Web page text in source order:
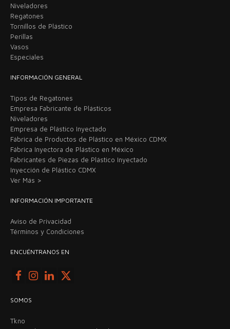
Niveladores
Regatones
Tornillos de Plástico
Perillas
Vasos
Especiales
INFORMACIÓN GENERAL
Tipos de Regatones
Empresa Fabricante de Plásticos
Niveladores
Empresa de Plástico Inyectado
Fábrica de Productos de Plástico en México CDMX
Fábrica Inyectora de Plástico en México
Fabricantes de Piezas de Plástico Inyectado
Inyección de Plástico CDMX
Ver Más >
INFORMACIÓN IMPORTANTE
Aviso de Privacidad
Términos y Condiciones
ENCUÉNTRANOS EN
SOMOS
Tkno